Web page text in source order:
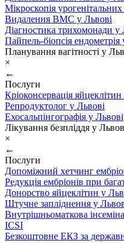
Мікроскопія
Видалення ВМС у Львові
Діагностика трихомонади у
Пайпель-біопсія ендометрія
Планування вагітності у
×
←
Послуги
Кріоконсервація яйцеклітин
Репродуктолог у Львові
Ехосальпінгографія у Львові
Лікування безпліддя у
×
←
Послуги
Допоміжний хетчинг
Редукція ембріонів при
Донорство яйцеклітин у
Штучне запліднення у
Внутрішньоматкова
ICSI
Безкоштовне ЕКЗ за